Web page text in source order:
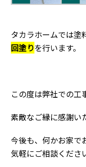
タカラホームでは塗
回塗りを行います。
この度は弊社での工
素敵なご縁に感謝い
今後も、何かお家で
気軽にご相談くださ